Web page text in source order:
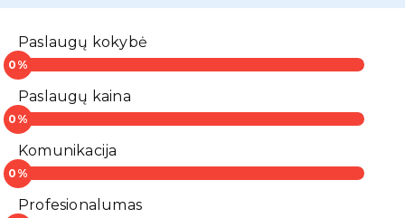
Paslaugų kokybė
Paslaugų kaina
Komunikacija
Profesionalumas